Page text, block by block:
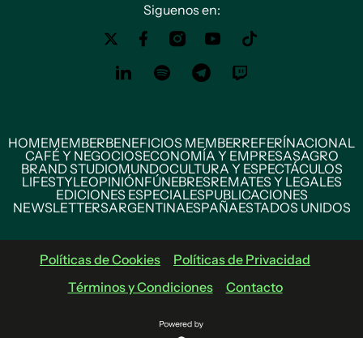
Siguenos en:
HOMEMEMBERBENEFICIOS MEMBERREFERÍNACIONAL
CAFÉ Y NEGOCIOSECONOMÍA Y EMPRESASAGRO
BRAND STUDIOMUNDOCULTURA Y ESPECTÁCULOS
LIFESTYLEOPINIÓNFÚNEBRESREMATES Y LEGALES
EDICIONES ESPECIALESPUBLICACIONES
NEWSLETTERSARGENTINAESPAÑAESTADOS UNIDOS
Políticas de Cookies
Políticas de Privacidad
Términos y Condiciones
Contacto